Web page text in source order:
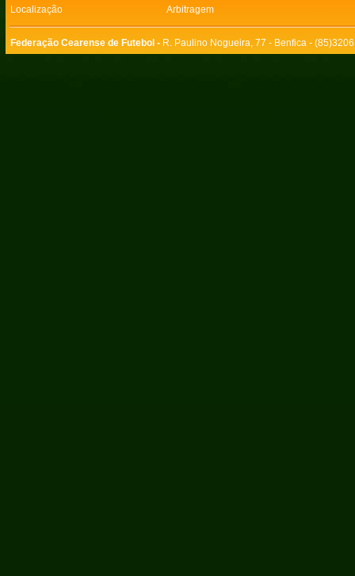
Localização
Arbitragem
Federação Cearense de Futebol - R. Paulino Nogueira, 77 - Benfica -